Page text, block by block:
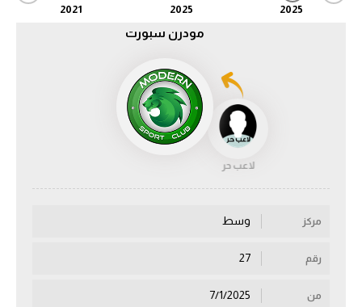
دوري أبطال إفريقيا
الكرة الإفريقية
منتخب مصر
سعودي في الجول
2025
2025
2021
مودرن سبورت
لاعب حر
مركز وسط
رقم
من